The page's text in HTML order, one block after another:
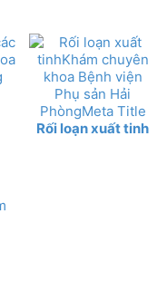
Rối loạn xuất tinh